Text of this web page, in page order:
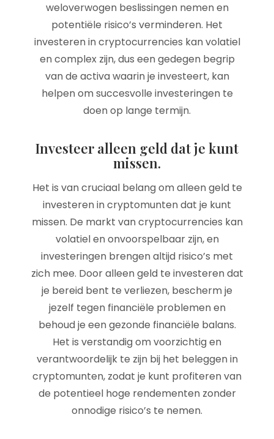
weloverwogen beslissingen nemen en
potentiële risico’s verminderen. Het
investeren in cryptocurrencies kan volatiel
en complex zijn, dus een gedegen begrip
van de activa waarin je investeert, kan
helpen om succesvolle investeringen te
doen op lange termijn.
Investeer alleen geld dat je kunt
missen.
Het is van cruciaal belang om alleen geld te
investeren in cryptomunten dat je kunt
missen. De markt van cryptocurrencies kan
volatiel en onvoorspelbaar zijn, en
investeringen brengen altijd risico’s met
zich mee. Door alleen geld te investeren dat
je bereid bent te verliezen, bescherm je
jezelf tegen financiële problemen en
behoud je een gezonde financiële balans.
Het is verstandig om voorzichtig en
verantwoordelijk te zijn bij het beleggen in
cryptomunten, zodat je kunt profiteren van
de potentieel hoge rendementen zonder
onnodige risico’s te nemen.